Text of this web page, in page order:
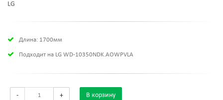
LG
Длина: 1700мм
Подходит на LG WD-10350NDK.AOWPVLA
- + В корзину